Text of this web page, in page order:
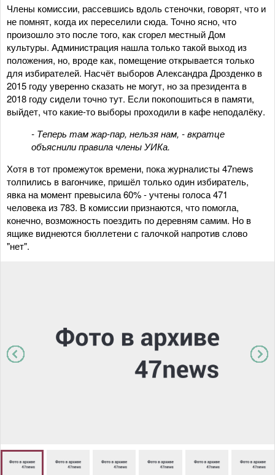
Члены комиссии, рассевшись вдоль стеночки, говорят, что и
не помнят, когда их переселили сюда. Точно ясно, что
произошло это после того, как сгорел местный Дом
культуры. Администрация нашла только такой выход из
положения, но, вроде как, помещение открывается только
для избирателей. Насчёт выборов Александра Дрозденко в
2015 году уверенно сказать не могут, но за президента в
2018 году сидели точно тут. Если покопошиться в памяти,
выйдет, что какие-то выборы проходили в кафе неподалёку.
- Теперь там жар-пар, нельзя нам, - вкратце
объяснили правила члены УИКа.
Хотя в тот промежуток времени, пока журналисты 47news
толпились в вагончике, пришёл только один избиратель,
явка на момент превысила 60% - учтены голоса 471
человека из 783. В комиссии признаются, что помогла,
конечно, возможность поездить по деревням самим. Но в
ящике виднеются бюллетени с галочкой напротив слово
"нет".